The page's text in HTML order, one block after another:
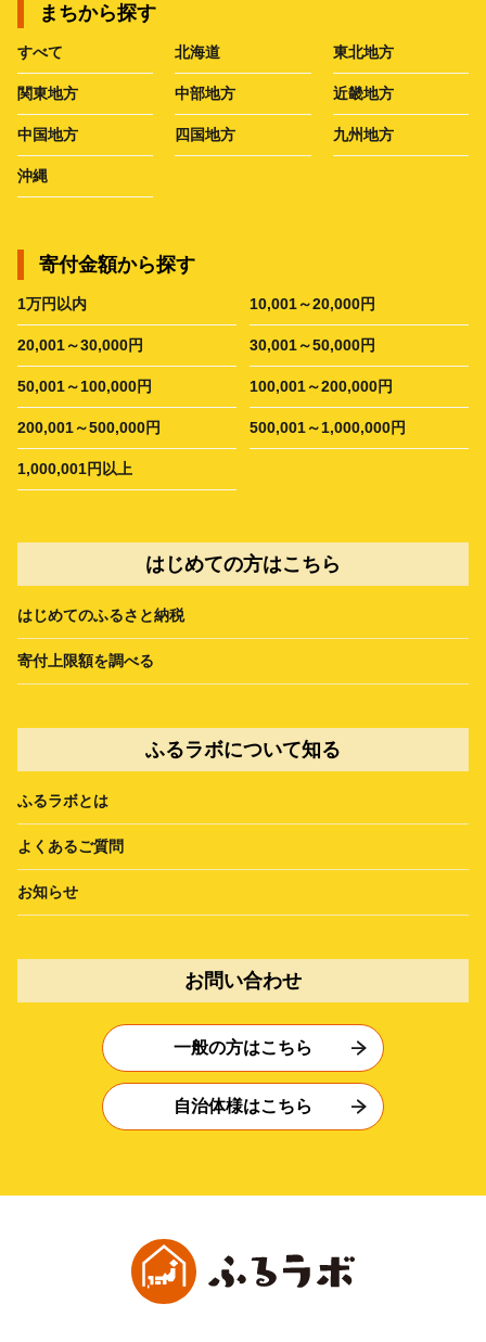
まちから探す
すべて 北海道 東北地方
関東地方 中部地方 近畿地方
中国地方 四国地方 九州地方
沖縄
寄付金額から探す
1万円以内 10,001～20,000円
20,001～30,000円 30,001～50,000円
50,001～100,000円 100,001～200,000円
200,001～500,000円 500,001～1,000,000円
1,000,001円以上
はじめての方はこちら
はじめてのふるさと納税
寄付上限額を調べる
ふるラボについて知る
ふるラボとは
よくあるご質問
お知らせ
お問い合わせ
一般の方はこちら
自治体様はこちら